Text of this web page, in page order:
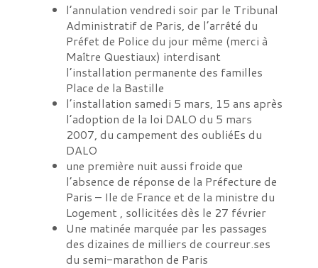
l’annulation vendredi soir par le Tribunal
Administratif de Paris, de l’arrêté du
Préfet de Police du jour même (merci à
Maître Questiaux) interdisant
l’installation permanente des familles
Place de la Bastille
l’installation samedi 5 mars, 15 ans après
l’adoption de la loi DALO du 5 mars
2007, du campement des oubliéEs du
DALO
une première nuit aussi froide que
l’absence de réponse de la Préfecture de
Paris – Ile de France et de la ministre du
Logement , sollicitées dès le 27 février
Une matinée marquée par les passages
des dizaines de milliers de courreur.ses
du semi-marathon de Paris